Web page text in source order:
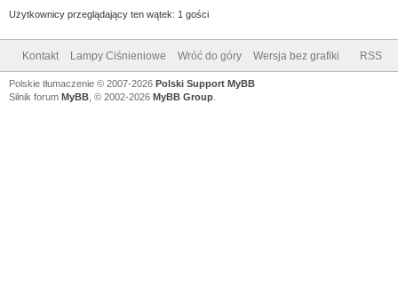
Użytkownicy przeglądający ten wątek: 1 gości
Kontakt Lampy Ciśnieniowe Wróć do góry Wersja bez grafiki RSS
Polskie tłumaczenie © 2007-2026 Polski Support MyBB
Silnik forum MyBB , © 2002-2026 MyBB Group